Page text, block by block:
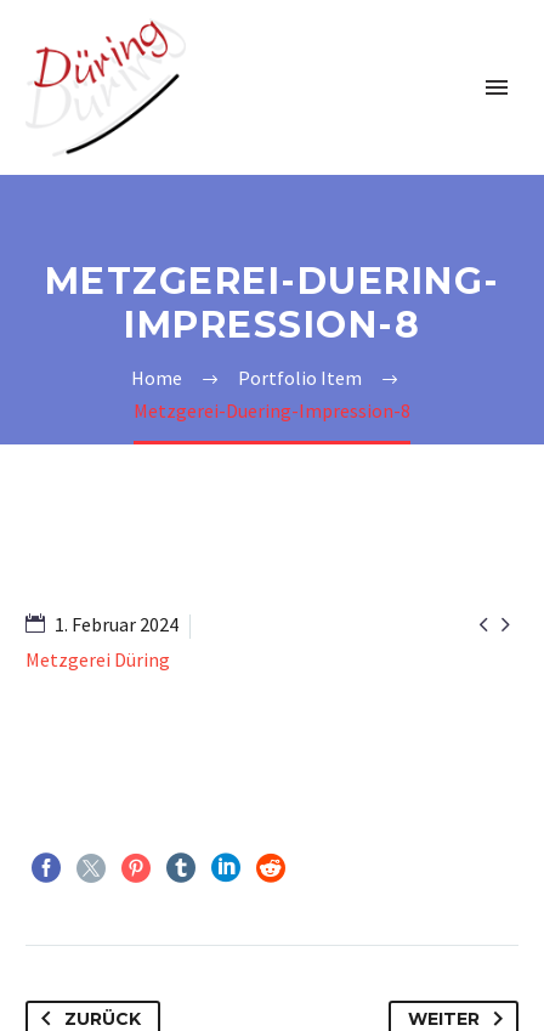
METZGEREI-DUERING-
IMPRESSION-8
Home
Portfolio Item
Metzgerei-Duering-Impression-8
 
1. Februar 2024
Metzgerei Düring
ZURÜCK WEITER